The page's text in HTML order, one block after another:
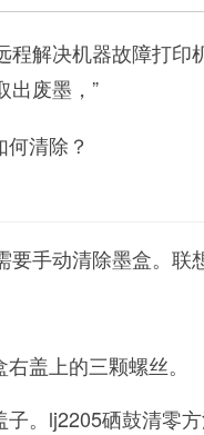
程解决机器故障打
出废墨，”
清除？
手动清除墨盒。联
盖上的三颗螺丝。
。lj2205硒鼓清零方